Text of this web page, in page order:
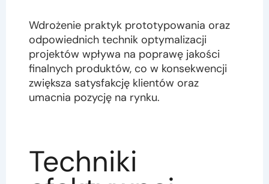
Wdrożenie praktyk prototypowania oraz
odpowiednich technik optymalizacji
projektów wpływa na poprawę jakości
finalnych produktów, co w konsekwencji
zwiększa satysfakcję klientów oraz
umacnia pozycję na rynku.
Techniki